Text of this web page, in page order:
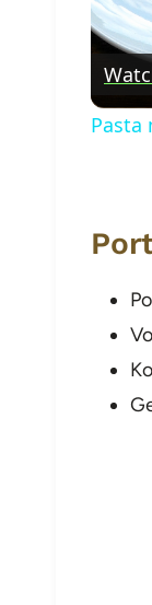
Pasta